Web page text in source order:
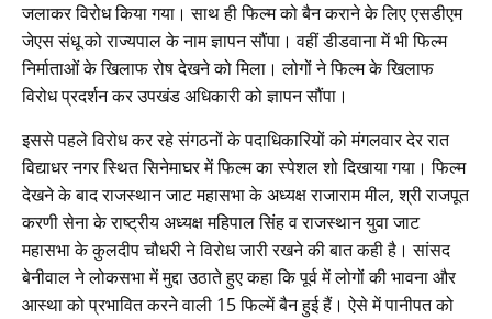
जलाकर विरोध किया गया। साथ ही फिल्म को बैन कराने के लिए एसडीएम
जेएस संधू को राज्यपाल के नाम ज्ञापन सौंपा। वहीं डीडवाना में भी फिल्म
निर्माताओं के खिलाफ रोष देखने को मिला। लोगों ने फिल्म के खिलाफ
विरोध प्रदर्शन कर उपखंड अधिकारी को ज्ञापन सौंपा।
इससे पहले विरोध कर रहे संगठनों के पदाधिकारियों को मंगलवार देर रात
विद्याधर नगर स्थित सिनेमाघर में फिल्म का स्पेशल शो दिखाया गया। फिल्म
देखने के बाद राजस्थान जाट महासभा के अध्यक्ष राजाराम मील, श्री राजपूत
करणी सेना के राष्ट्रीय अध्यक्ष महिपाल सिंह व राजस्थान युवा जाट
महासभा के कुलदीप चौधरी ने विरोध जारी रखने की बात कही है। सांसद
बेनीवाल ने लोकसभा में मुद्दा उठाते हुए कहा कि पूर्व में लोगों की भावना और
आस्था को प्रभावित करने वाली 15 फिल्में बैन हुई हैं। ऐसे में पानीपत को